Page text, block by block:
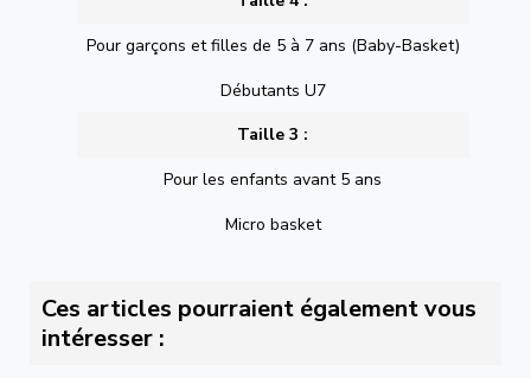
Pour garçons et filles de 5 à 7 ans (Baby-Basket)
Débutants U7
Taille 3 :
Pour les enfants avant 5 ans
Micro basket
Ces articles pourraient également vous
intéresser :